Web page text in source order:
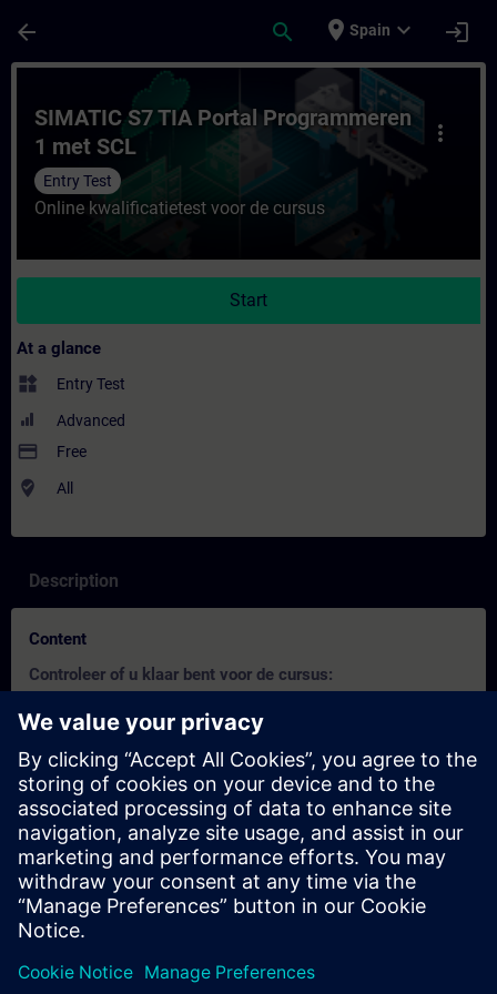
arrow_back search place Spain expand_more login
Course - SIMATIC S7 TIA Portal
more_vert
SIMATIC S7 TIA Portal Programmeren
1 met SCL
Entry Test
Online kwalificatietest voor de cursus
Start
At a glance
widgets Entry Test
Advanced
payment Free
where_to_vote All
Description
Content
Controleer of u klaar bent voor de cursus:
Deze test helpt u om erachter te komen of u over de vereiste
basiskennis beschikt.
De test heeft21 vragen.
Er is
geen tijdslimiet
Als umeer dan 70% correctantwoordt, bent u klaar om
aan de cursus deel te nemen.
Als uminder dan 70%scoort, raden wij u aan de cursus
SIMATIC S7 TIA Portal Programmeren 1 (TIA-PRO1) te
volgen om uw basis op te bouwen.